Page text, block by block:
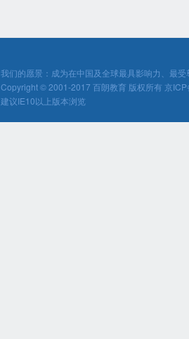
我们的愿景：成为在中国及全球最具影响力、最
Copyright © 2001-2017 百朗教育 版权所有 京
建议IE10以上版本浏览